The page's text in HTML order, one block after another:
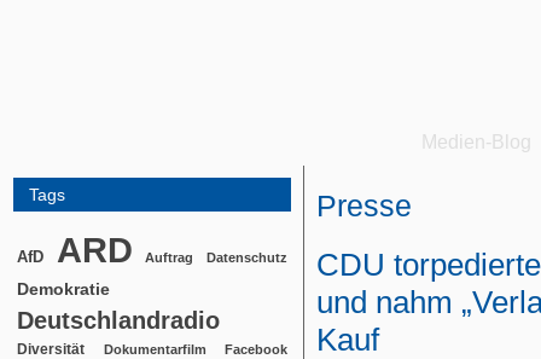
Medien-Blog
Tags
AfD ARD Auftrag Datenschutz
Demokratie
Deutschlandradio
Diversität Dokumentarfilm Facebook
Presse
CDU
und nahm
Kauf